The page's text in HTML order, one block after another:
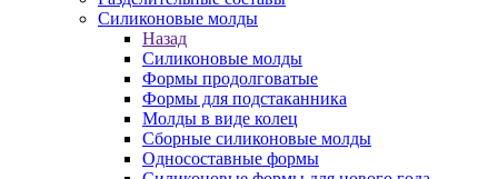
Силиконовые молды
Назад
Силиконовые молды
Формы продолговатые
Формы для подстаканника
Молды в виде колец
Сборные силиконовые молды
Односоставные формы